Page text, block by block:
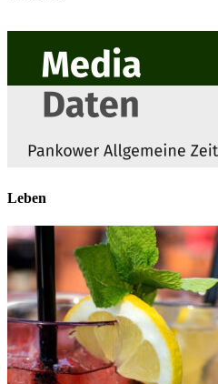
Leben